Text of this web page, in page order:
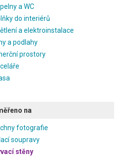
a WC
do interiérů
a elektroinstalace
a podlahy
prostory
na
fotografie
soupravy
stěny